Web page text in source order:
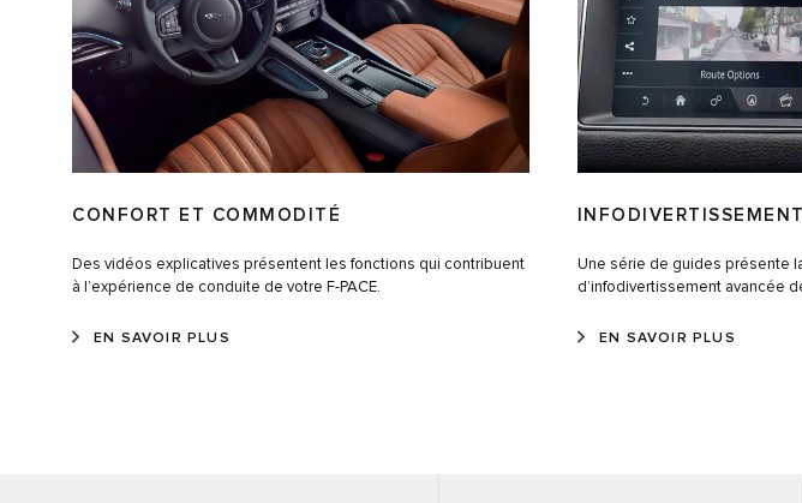
CONFORT ET COMMODITÉ
Des vidéos explicatives présentent les fonctions qui contribuent
à l’expérience de conduite de votre F-PACE.
EN SAVOIR PLUS
INFODIVERTISSEMENT
Une série de guides présente
d’infodivertissement avancée
EN SAVOIR PLUS